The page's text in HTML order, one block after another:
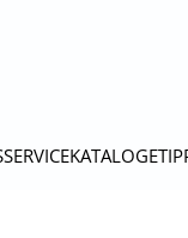
SERVICEKATALOGE